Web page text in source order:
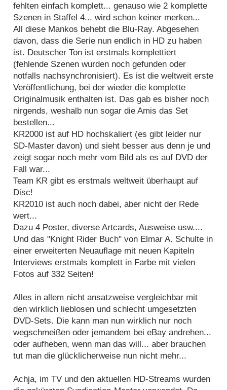
fehlten einfach komplett... genauso wie 2 komplette
Szenen in Staffel 4... wird schon keiner merken...
All diese Mankos behebt die Blu-Ray. Abgesehen
davon, dass die Serie nun endlich in HD zu haben
ist. Deutscher Ton ist erstmals komplettiert
(fehlende Szenen wurden noch gefunden oder
notfalls nachsynchronisiert). Es ist die weltweit erste
Veröffentlichung, bei der wieder die komplette
Originalmusik enthalten ist. Das gab es bisher noch
nirgends, weshalb nun sogar die Amis das Set
bestellen...
KR2000 ist auf HD hochskaliert (es gibt leider nur
SD-Master davon) und sieht besser aus denn je und
zeigt sogar noch mehr vom Bild als es auf DVD der
Fall war...
Team KR gibt es erstmals weltweit überhaupt auf
Disc!
KR2010 ist auch noch dabei, aber nicht der Rede
wert...
Dazu 4 Poster, diverse Artcards, Ausweise usw....
Und das "Knight Rider Buch" von Elmar A. Schulte in
einer erweiterten Neuauflage mit neuen Kapiteln
Interviews erstmals komplett in Farbe mit vielen
Fotos auf 332 Seiten!
Alles in allem nicht ansatzweise vergleichbar mit
den wirklich lieblosen und schlecht umgesetzten
DVD-Sets. Die kann man nun wirklich nur noch
wegschmeißen oder jemandem bei eBay andrehen...
oder aufheben, wenn man das will... aber brauchen
tut man die glücklicherweise nun nicht mehr...
Achja, im TV und den aktuellen HD-Streams wurden